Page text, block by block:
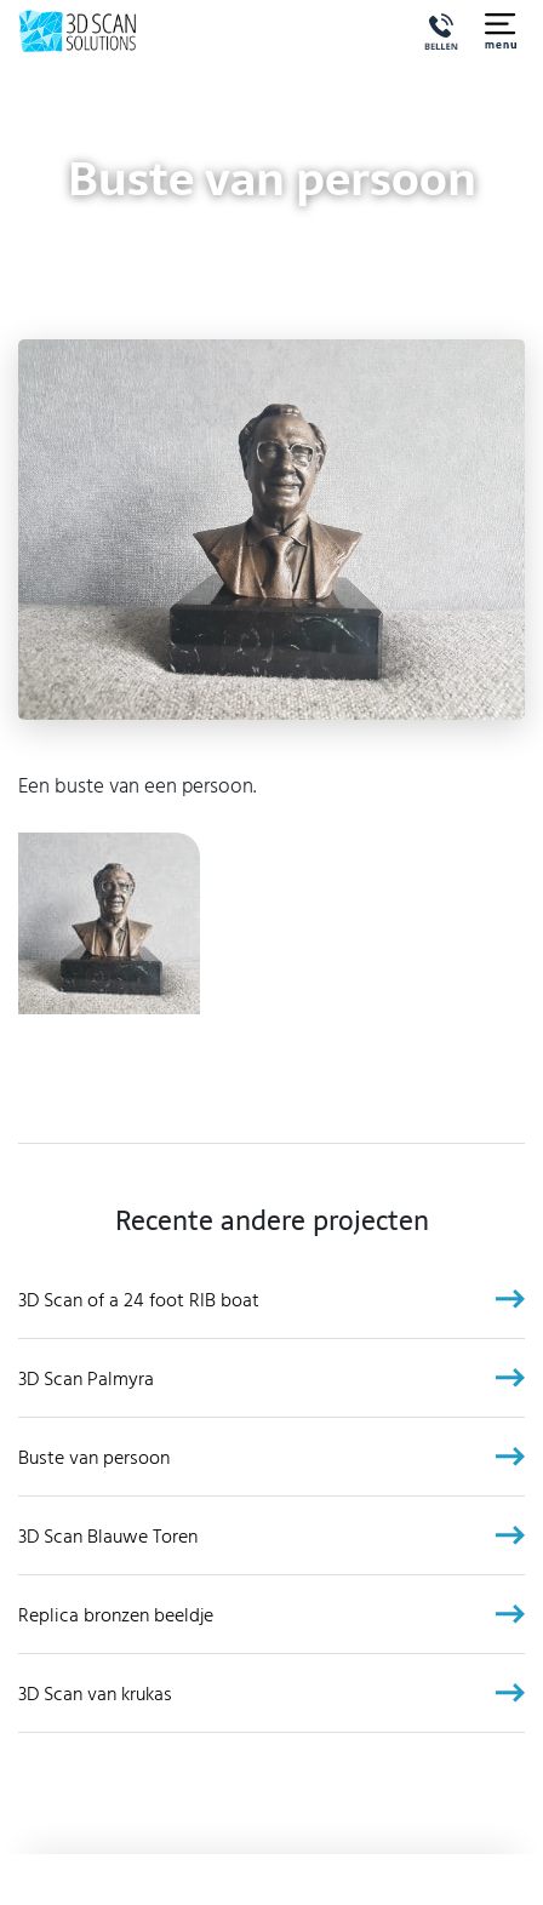
Buste van persoon
Een buste van een persoon.
Recente andere projecten
3D Scan of a 24 foot RIB boat
3D Scan Palmyra
Buste van persoon
3D Scan Blauwe Toren
Replica bronzen beeldje
3D Scan van krukas